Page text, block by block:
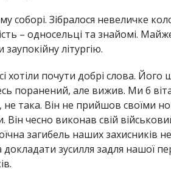
соборі. Зібралося невеличке
– односельці та знайомі.
літургію.
хотіли почути добрі слова. Його
поранений, але вижив. Ми б
не така. Він не прийшов своїми
чесно виконав свій
загибель наших захисників
зусилля задля нашої